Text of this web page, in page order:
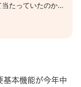
たっていたのか、
分も少なからずあ
生き残っていく
し、それでも現時
基本機能が今年中